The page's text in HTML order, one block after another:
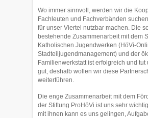
Wo immer sinnvoll, werden wir die
Fachleuten und Fachver­bänden
für unser Viertel nutzbar ma­chen. Die
bestehende Zusammenarbeit mit dem
Katholischen Jugend­werken (HöVi-
Stadteiljugendmana­gement) und der
Familienwerkstatt ist erfolgreich und tut
gut, deshalb wollen wir diese
weiterführen.
Die enge Zusammenarbeit mit dem
der Stiftung ProHöVi ist uns sehr
mit ihnen kann es uns gelingen,